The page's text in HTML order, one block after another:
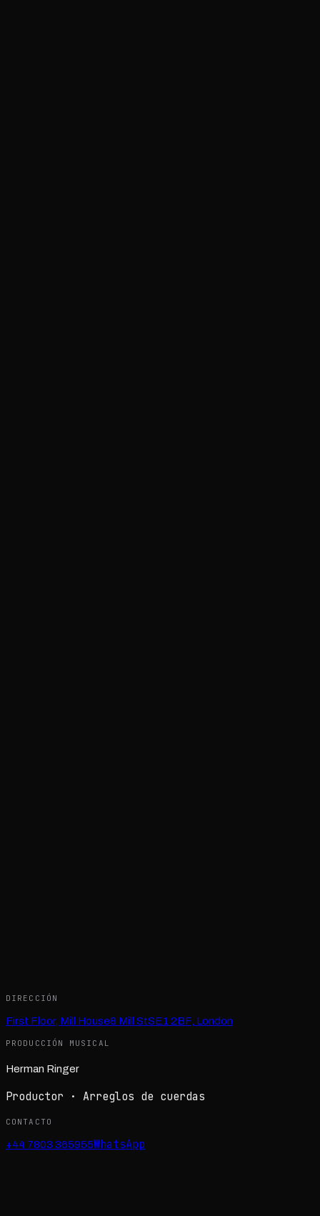
DIRECCIÓN
First Floor, Mill House8 Mill StSE1 2BF, London
PRODUCCIÓN MUSICAL
Herman Ringer
Productor · Arreglos de cuerdas
CONTACTO
+44 7803 365955WhatsApp